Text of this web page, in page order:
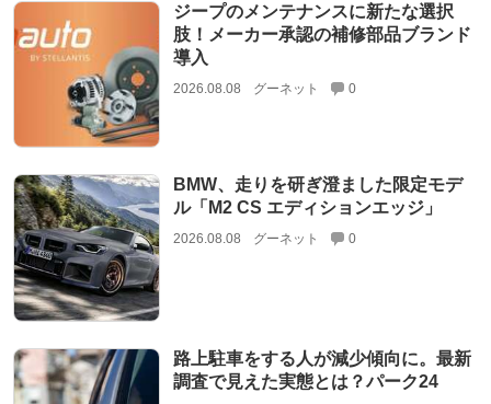
ジープのメンテナンスに新たな選択
肢！メーカー承認の補修部品ブランド
導入
2026.08.08 グーネット 0
BMW、走りを研ぎ澄ました限定モデ
ル「M2 CS エディションエッジ」
2026.08.08 グーネット 0
路上駐車をする人が減少傾向に。最新
調査で見えた実態とは？パーク24